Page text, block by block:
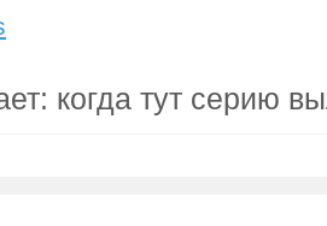
когда тут серию